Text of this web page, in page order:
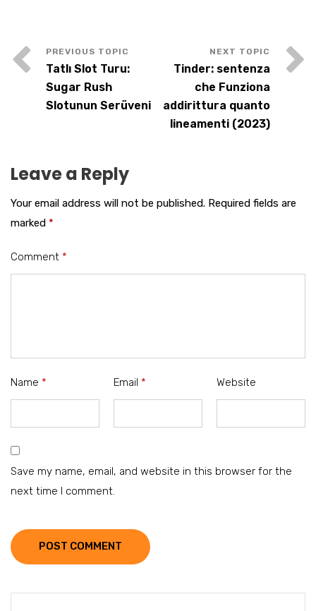
Tatlı Slot Turu:
Sugar Rush
Slotunun Serüveni
Tinder: sentenza
che Funziona
addirittura quanto
lineamenti (2023)
Leave a Reply
Your email address will not be published. Required fields are
marked *
Comment *
Name * Email * Website
Save my name, email, and website in this browser for the
next time I comment.
POST COMMENT